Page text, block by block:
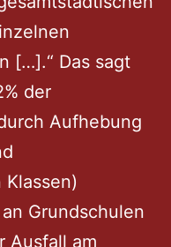
[…].“ Das sagt
der
Aufhebung
Grundschulen
Ausfall am